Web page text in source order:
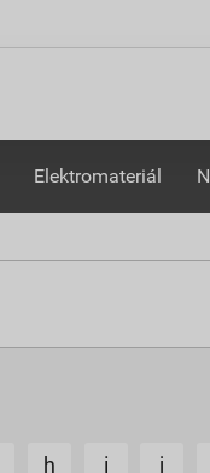
Elektromateriál
h i j